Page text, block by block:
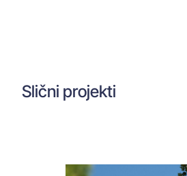
Slični projekti